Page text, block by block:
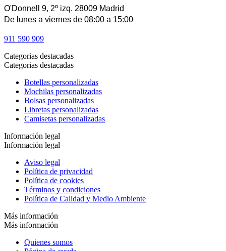
O'Donnell 9, 2º izq. 28009 Madrid
De lunes a viernes de 08:00 a 15:00
911 590 909
Categorias destacadas
Categorias destacadas
Botellas personalizadas
Mochilas personalizadas
Bolsas personalizadas
Libretas personalizadas
Camisetas personalizadas
Información legal
Información legal
Aviso legal
Política de privacidad
Política de cookies
Términos y condiciones
Política de Calidad y Medio Ambiente
Más información
Más información
Quienes somos